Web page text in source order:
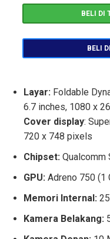
BELI DI
BELI
Layar: Foldable
6.7 inches, 1080 x
Cover display:
720 x 748 pixels
Chipset: Qualcomm
GPU: Adreno 750 (1
Memori Internal:
Kamera Belakang: